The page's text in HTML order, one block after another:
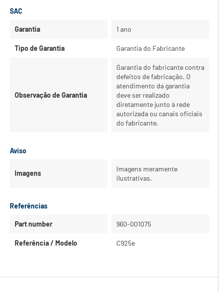
SAC
Garantia 1 ano
Tipo de Garantia Garantia do Fabricante
Observação de Garantia
Garantia do fabricante contra
defeitos de fabricação. O
atendimento da garantia
deve ser realizado
diretamente junto à rede
autorizada ou canais oficiais
do fabricante.
Aviso
Imagens
Imagens meramente
ilustrativas.
Referências
Part number 960-001075
Referência / Modelo C925e